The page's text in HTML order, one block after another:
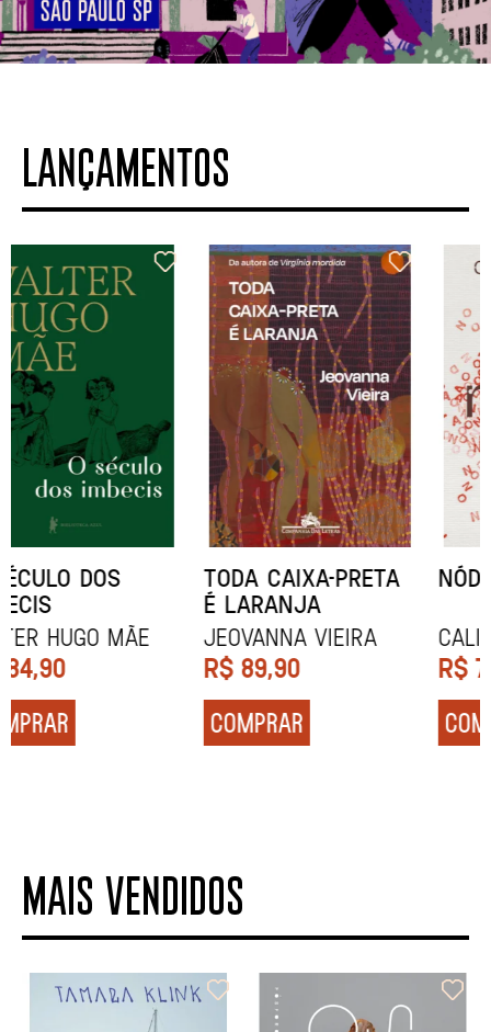
LANÇAMENTOS
NÓDOA
Calila da Mercê
R$ 79,90
COMPRAR
NARRAR HISTÓRIAS
John Berger
R$ 84,90
COMPRAR
MAIS VENDIDOS